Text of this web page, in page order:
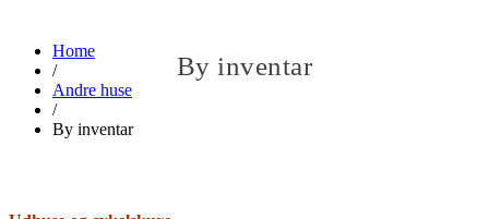
By inventar
Home
/
Andre huse
/
By inventar